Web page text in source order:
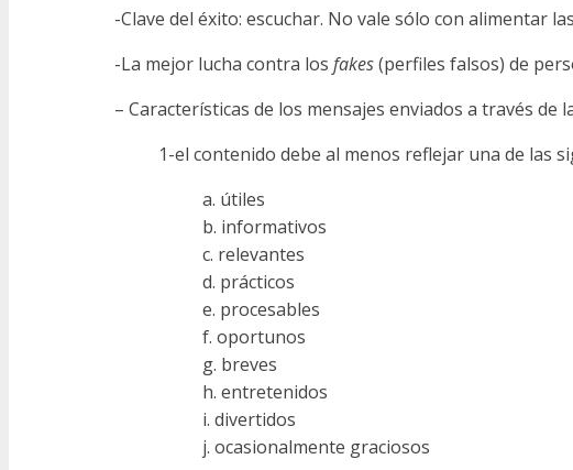
-Clave del éxito: escuchar. No vale sólo con alimentar
-La mejor lucha contra los fakes(perfiles falsos) de
– Características de los mensajes enviados a través de
1-el contenido debe al menos reflejar una de las
a. útiles
b. informativos
c. relevantes
d. prácticos
e. procesables
f. oportunos
g. breves
h. entretenidos
i. divertidos
j. ocasionalmente graciosos